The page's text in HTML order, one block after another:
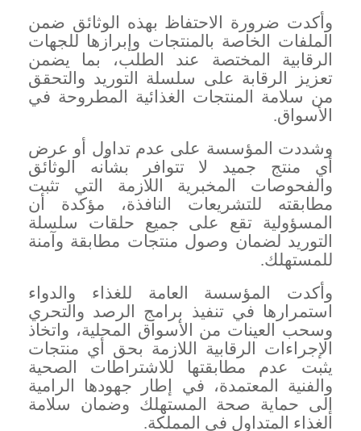
وأكدت ضرورة الاحتفاظ بهذه الوثائق ضمن
الملفات الخاصة بالمنتجات وإبرازها للجهات
الرقابية المختصة عند الطلب، بما يضمن
تعزيز الرقابة على سلسلة التوريد والتحقق
من سلامة المنتجات الغذائية المطروحة في
الأسواق.
وشددت المؤسسة على عدم تداول أو عرض
أي منتج جميد لا تتوافر بشأنه الوثائق
والفحوصات المخبرية اللازمة التي تثبت
مطابقته للتشريعات النافذة، مؤكدة أن
المسؤولية تقع على جميع حلقات سلسلة
التوريد لضمان وصول منتجات مطابقة وآمنة
للمستهلك.
وأكدت المؤسسة العامة للغذاء والدواء
استمرارها في تنفيذ برامج الرصد والتحري
وسحب العينات من الأسواق المحلية، واتخاذ
الإجراءات الرقابية اللازمة بحق أي منتجات
يثبت عدم مطابقتها للاشتراطات الصحية
والفنية المعتمدة، في إطار جهودها الرامية
إلى حماية صحة المستهلك وضمان سلامة
الغذاء المتداول في المملكة.